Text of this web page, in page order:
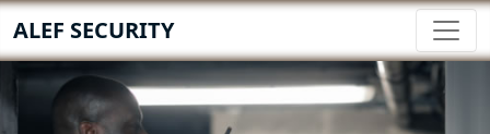
ALEF SECURITY